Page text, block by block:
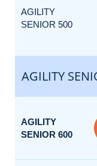
AGILITY
SENIOR 500
AGILITY
AGILITY
SENIOR 600